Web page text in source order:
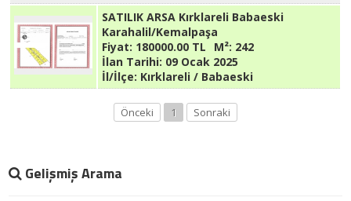
SATILIK ARSA Kırklareli Babaeski
Karahalil/Kemalpaşa
Fiyat: 180000.00 TL M²: 242
İlan Tarihi: 09 Ocak 2025
İl/İlçe: Kırklareli / Babaeski
Önceki 1 Sonraki
Gelişmiş Arama